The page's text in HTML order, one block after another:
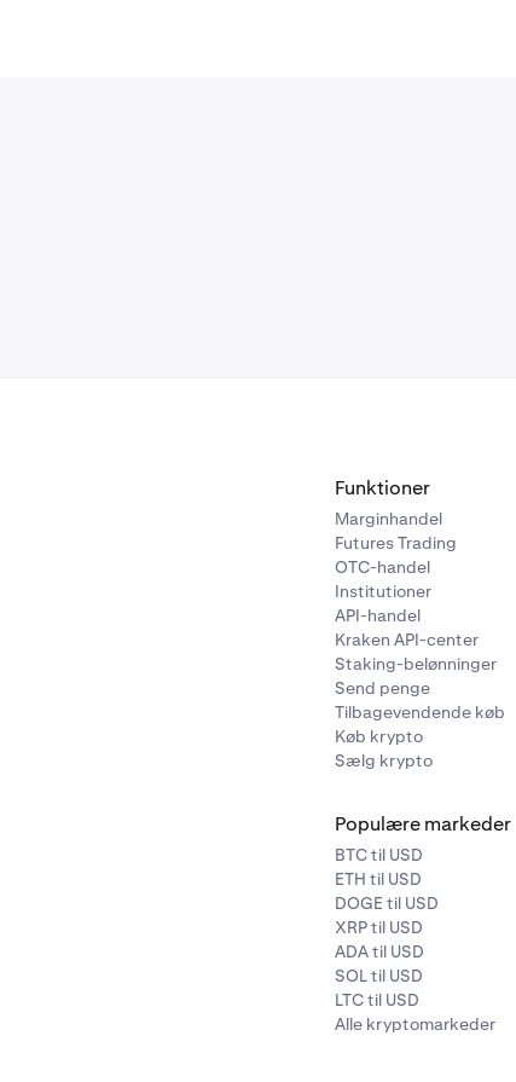
Funktioner
Marginhandel
Futures Trading
OTC-handel
Institutioner
API-handel
Kraken API-center
Staking-belønninger
Send penge
Tilbagevendende køb
Køb krypto
Sælg krypto
Populære markeder
BTC til USD
ETH til USD
DOGE til USD
XRP til USD
ADA til USD
SOL til USD
LTC til USD
Alle kryptomarkeder